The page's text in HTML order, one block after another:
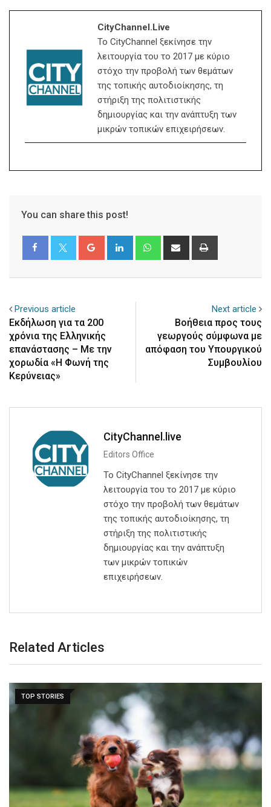
CityChannel.live
Το CityChannel ξεκίνησε την
λειτουργία του το 2017 με κύριο
στόχο την προβολή των θεμάτων
της τοπικής αυτοδιοίκησης, τη
στήριξη της πολιτιστικής
δημιουργίας και την ανάπτυξη των
μικρών τοπικών επιχειρήσεων.
You can share this post!
Google+ LinkedIn WhatsappShare
Previous article
Eκδήλωση για τα 200
χρόνια της Ελληνικής
επανάστασης – Με την
χορωδία «Η Φωνή της
Κερύνειας»
Next article
Βοήθεια προς τους
γεωργούς σύμφωνα με
απόφαση του Υπουργικού
Συμβουλίου
CityChannel.live
Editors Office
Το CityChannel ξεκίνησε την
λειτουργία του το 2017 με κύριο
στόχο την προβολή των θεμάτων
της τοπικής αυτοδιοίκησης, τη
στήριξη της πολιτιστικής
δημιουργίας και την ανάπτυξη
των μικρών τοπικών
επιχειρήσεων.
Related Articles
TOP STORIES